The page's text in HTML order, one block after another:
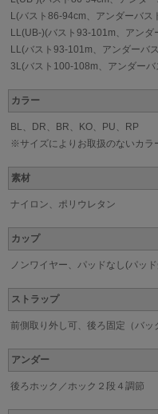
L(バスト86-94cm、アンダーバス
LL(UB-)(バスト93-101m、アンダ
LL(バスト93-101m、アンダーバ
3L(バスト100-108m、アンダー
カラー
BL、DR、BR、KO、PU、RP
※サイズによりお取扱のないカラ
素材
ナイロン、ポリウレタン
カップ
ノンワイヤー、パッドなし(パッ
ストラップ
前側取り外し可、後ろ固定（バッ
アンダー
後ろホック／ホック２段４調節